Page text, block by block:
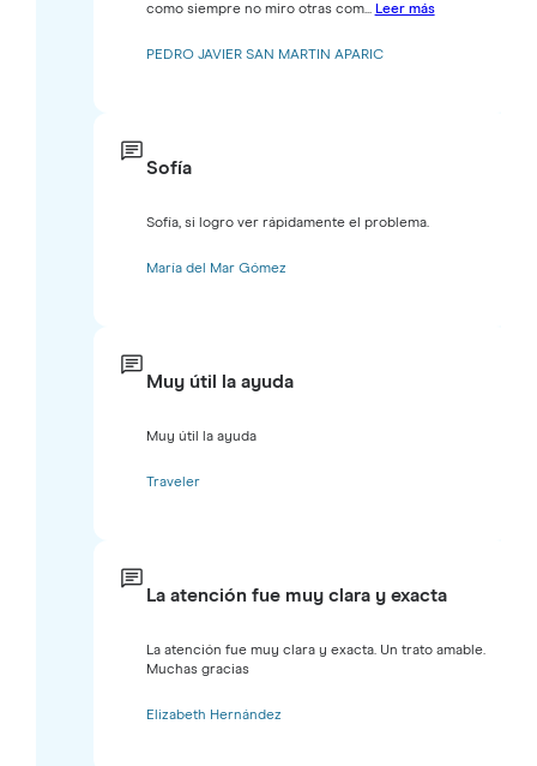
como siempre no miro otras com... Leer más
PEDRO JAVIER SAN MARTIN APARIC
Sofía
Sofía, si logro ver rápidamente el problema.
María del Mar Gómez
Muy útil la ayuda
Muy útil la ayuda
Traveler
La atención fue muy clara y exacta
La atención fue muy clara y exacta. Un trato amable.
Muchas gracias
Elizabeth Hernández